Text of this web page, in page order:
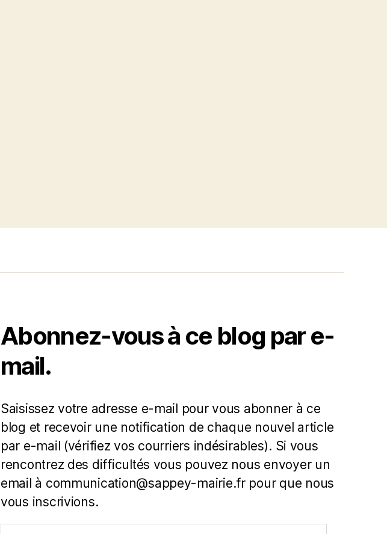
Abonnez-vous à ce blog par e-
mail.
Saisissez votre adresse e-mail pour vous abonner à ce
blog et recevoir une notification de chaque nouvel article
par e-mail (vérifiez vos courriers indésirables). Si vous
rencontrez des difficultés vous pouvez nous envoyer un
email à communication@sappey-mairie.fr pour que nous
vous inscrivions.